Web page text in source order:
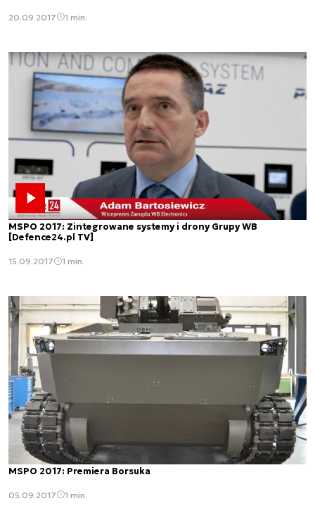
20.09.2017 1 min.
MSPO 2017: Zintegrowane systemy i drony Grupy WB
[Defence24.pl TV]
15.09.2017 1 min.
MSPO 2017: Premiera Borsuka
05.09.2017 1 min.